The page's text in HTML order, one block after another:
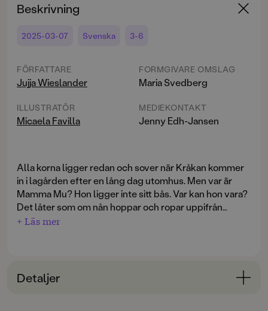
Beskrivning
2025-03-07 Svenska 3-6
FÖRFATTARE
Jujja Wieslander
ILLUSTRATÖR
Micaela Favilla
FORMGIVARE OMSLAG
Maria Svedberg
MEDIEKONTAKT
Jenny Edh-Jansen
Alla korna ligger redan och sover när Kråkan kommer
in i lagården efter en lång dag utomhus. Men var är
Mamma Mu? Hon ligger inte sitt bås. Var kan hon vara?
Det låter som om nån hoppar och ropar uppifrån
höskullen.
radioteater och sedan som bilderböcker,
+ Läs mer
Detaljer